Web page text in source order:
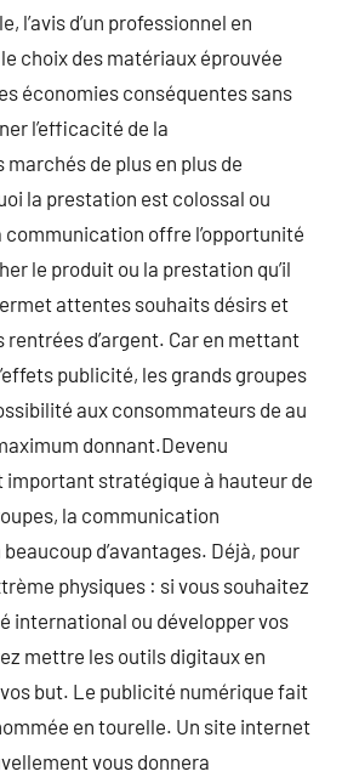
l’avis d’un professionnel en
choix des matériaux éprouvée
économies conséquentes sans
l’efficacité de la
de plus en plus de
la prestation est colossal ou
offre l’opportunité
le produit ou la prestation qu’il
attentes souhaits désirs et
rentrées d’argent. Car en mettant
publicité, les grands groupes
aux consommateurs de au
donnant.Devenu
important stratégique à hauteur de
la communication
d’avantages. Déjà, pour
physiques : si vous souhaitez
international ou développer vos
mettre les outils digitaux en
but. Le publicité numérique fait
en tourelle. Un site internet
vous donnera